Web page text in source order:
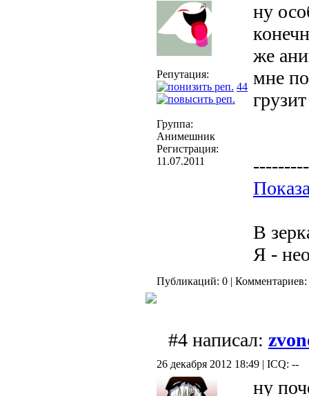
Репутация:
44
Группа:
Анимешник
Регистрация:
11.07.2011
ну
же
мне
В
Я -
Публикаций: 0 | Комментариев:
#4 написал:
26 декабря 2012 18:49 | ICQ: --
ну